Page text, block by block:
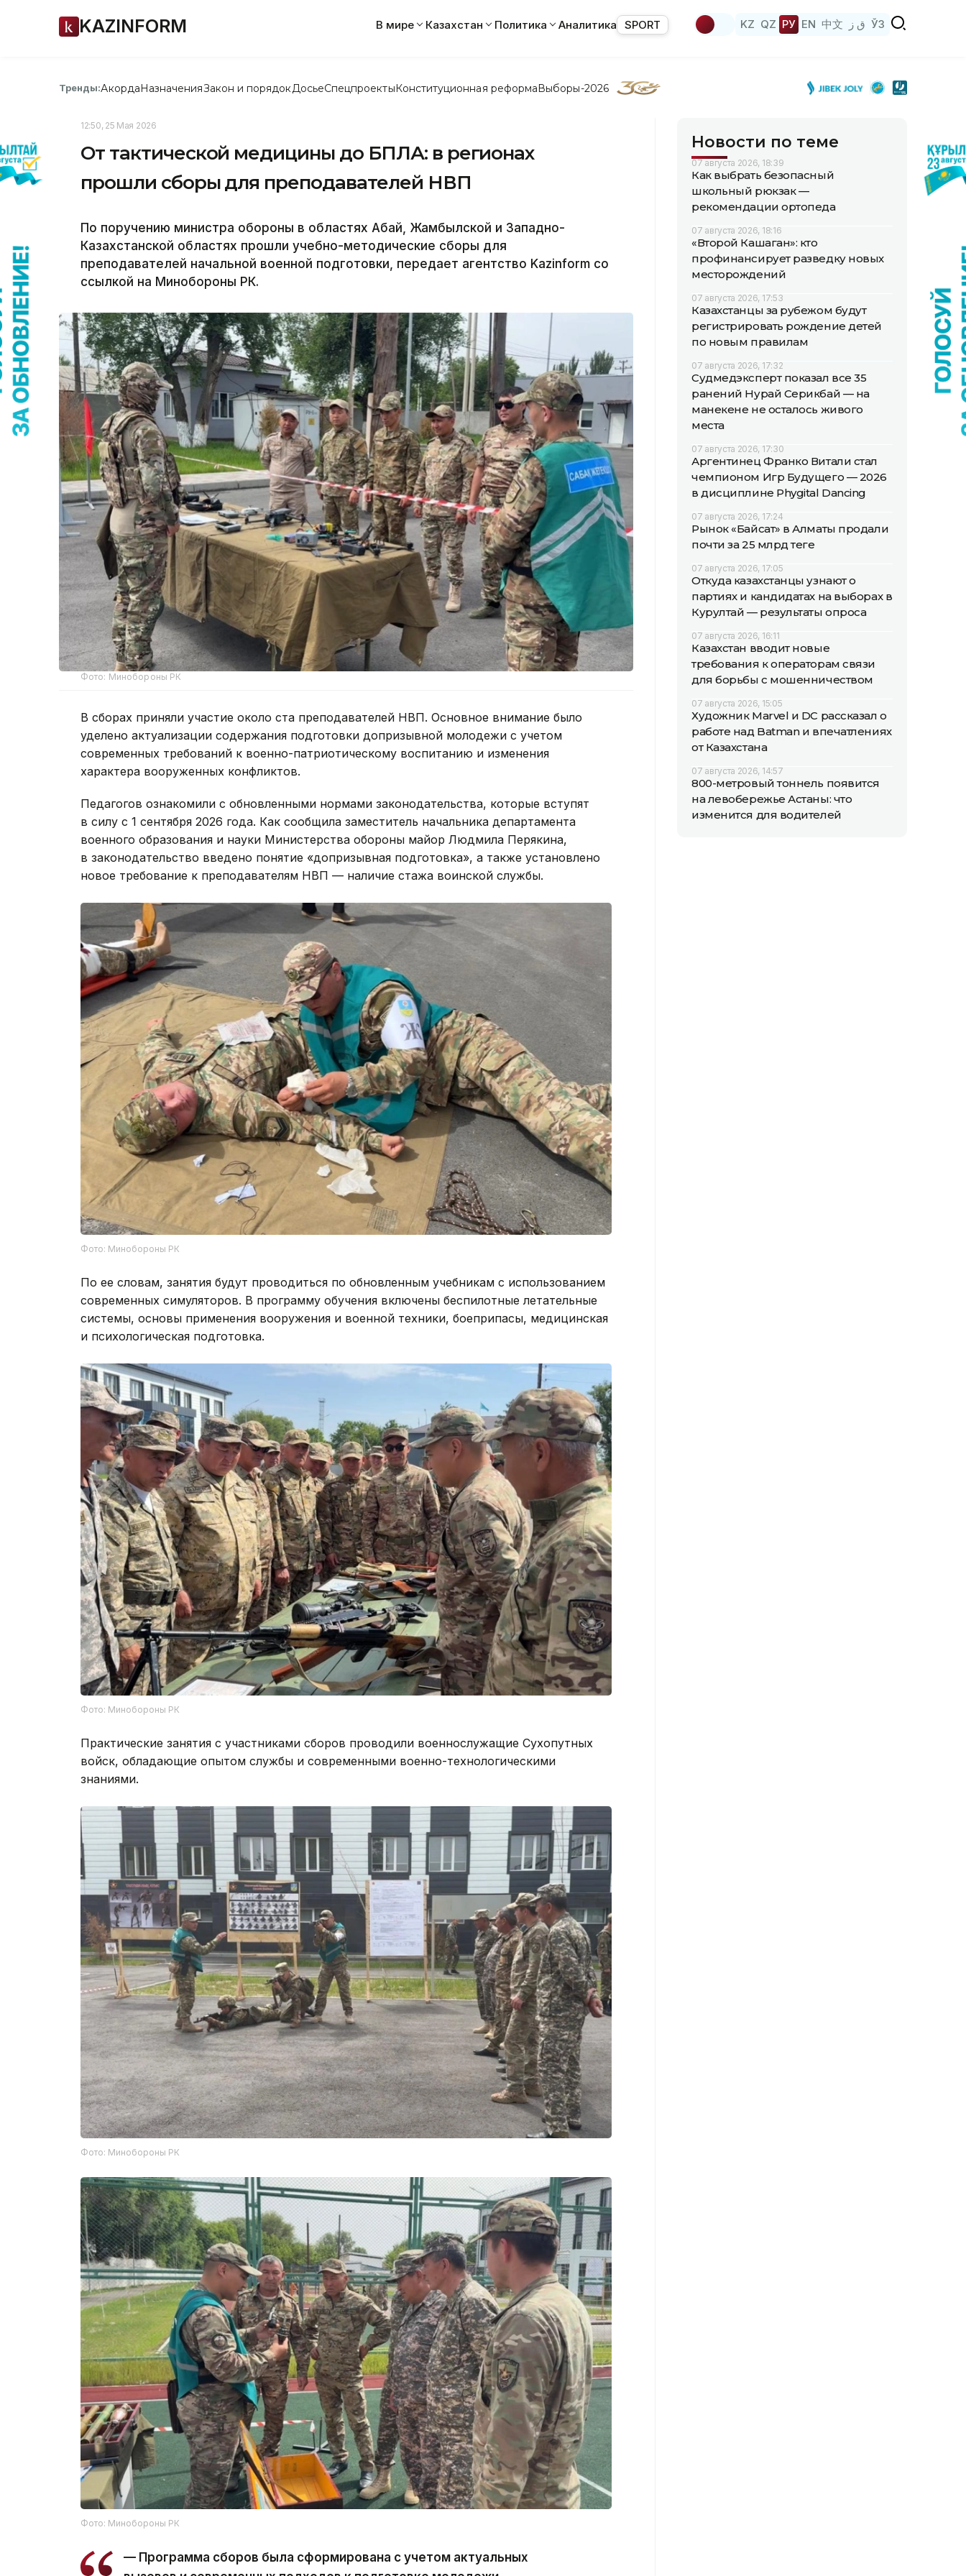
KAZINFORM В мире Казахстан Политика Аналитика SPORT KZ QZ РУ EN 中文 ق ز ЎЗ
Тренды:АкордаНазначенияЗакон и порядок ДосьеСпецпроектыКонституционная реформаВыборы-2026
12:50, 25 Мая 2026
От тактической медицины до БПЛА: в регионах
прошли сборы для преподавателей НВП
По поручению министра обороны в областях Абай, Жамбылской и Западно-
Казахстанской областях прошли учебно-методические сборы для
преподавателей начальной военной подготовки, передает агентство Kazinform со
ссылкой на Минобороны РК.
Фото: Минобороны РК
В сборах приняли участие около ста преподавателей НВП. Основное внимание было
уделено актуализации содержания подготовки допризывной молодежи с учетом
современных требований к военно-патриотическому воспитанию и изменения
характера вооруженных конфликтов.
Педагогов ознакомили с обновленными нормами законодательства, которые вступят
в силу с 1 сентября 2026 года. Как сообщила заместитель начальника департамента
военного образования и науки Министерства обороны майор Людмила Перякина,
в законодательство введено понятие «допризывная подготовка», а также установлено
новое требование к преподавателям НВП — наличие стажа воинской службы.
Фото: Минобороны РК
По ее словам, занятия будут проводиться по обновленным учебникам с использованием
современных симуляторов. В программу обучения включены беспилотные летательные
системы, основы применения вооружения и военной техники, боеприпасы, медицинская
и психологическая подготовка.
Фото: Минобороны РК
Практические занятия с участниками сборов проводили военнослужащие Сухопутных
войск, обладающие опытом службы и современными военно-технологическими
знаниями.
Фото: Минобороны РК
Фото: Минобороны РК
— Программа сборов была сформирована с учетом актуальных
Новости по теме
07 августа 2026, 18:39
Как выбрать безопасный
школьный рюкзак —
рекомендации ортопеда
07 августа 2026, 18:16
«Второй Кашаган»: кто
профинансирует разведку новых
месторождений
07 августа 2026, 17:53
Казахстанцы за рубежом будут
регистрировать рождение детей
по новым правилам
07 августа 2026, 17:32
Судмедэксперт показал все 35
ранений Нурай Серикбай — на
манекене не осталось живого
места
07 августа 2026, 17:30
Аргентинец Франко Витали стал
чемпионом Игр Будущего — 2026
в дисциплине Phygital Dancing
07 августа 2026, 17:24
Рынок «Байсат» в Алматы продали
почти за 25 млрд теңге
07 августа 2026, 17:05
Откуда казахстанцы узнают о
партиях и кандидатах на выборах в
Курултай — результаты опроса
07 августа 2026, 16:11
Казахстан вводит новые
требования к операторам связи
для борьбы с мошенничеством
07 августа 2026, 15:05
Художник Marvel и DC рассказал о
работе над Batman и впечатлениях
от Казахстана
07 августа 2026, 14:57
800-метровый тоннель появится
на левобережье Астаны: что
изменится для водителей